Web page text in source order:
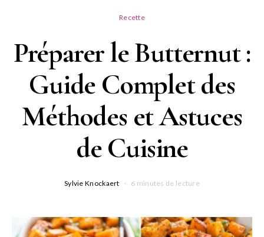
Recette
Préparer le Butternut :
Guide Complet des
Méthodes et Astuces
de Cuisine
Sylvie Knockaert 6 minutes de lecture